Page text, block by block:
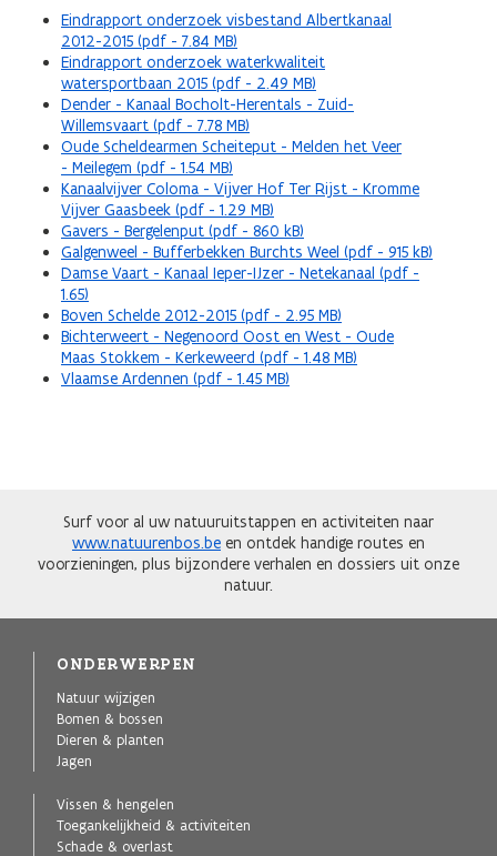
Eindrapport onderzoek visbestand Albertkanaal
2012-2015 (pdf - 7.84 MB)
Eindrapport onderzoek waterkwaliteit
watersportbaan 2015 (pdf - 2.49 MB)
Dender - Kanaal Bocholt-Herentals - Zuid-
Willemsvaart (pdf - 7.78 MB)
Oude Scheldearmen Scheiteput - Melden het Veer
- Meilegem (pdf - 1.54 MB)
Kanaalvijver Coloma - Vijver Hof Ter Rijst - Kromme
Vijver Gaasbeek (pdf - 1.29 MB)
Gavers - Bergelenput (pdf - 860 kB)
Galgenweel - Bufferbekken Burchts Weel (pdf - 915 kB)
Damse Vaart - Kanaal Ieper-IJzer - Netekanaal (pdf -
1.65)
Boven Schelde 2012-2015 (pdf - 2.95 MB)
Bichterweert - Negenoord Oost en West - Oude
Maas Stokkem - Kerkeweerd (pdf - 1.48 MB)
Vlaamse Ardennen (pdf - 1.45 MB)
Surf voor al uw natuuruitstappen en activiteiten naar
www.natuurenbos.be en ontdek handige routes en
voorzieningen, plus bijzondere verhalen en dossiers uit onze
natuur.
ONDERWERPEN
Natuur wijzigen
Bomen & bossen
Dieren & planten
Jagen
Vissen & hengelen
Toegankelijkheid & activiteiten
Schade & overlast